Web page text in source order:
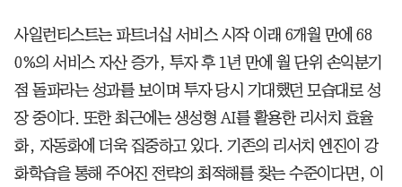
사일런티스트는 파트너십 서비스 시작 이래 6개월 만에 68
0%의 서비스 자산 증가, 투자 후 1년 만에 월 단위 손익분기
점 돌파라는 성과를 보이며 투자 당시 기대했던 모습대로 성
장 중이다. 또한 최근에는 생성형 AI를 활용한 리서치 효율
화, 자동화에 더욱 집중하고 있다. 기존의 리서치 엔진이 강
화학습을 통해 주어진 전략의 최적해를 찾는 수준이다면, 이